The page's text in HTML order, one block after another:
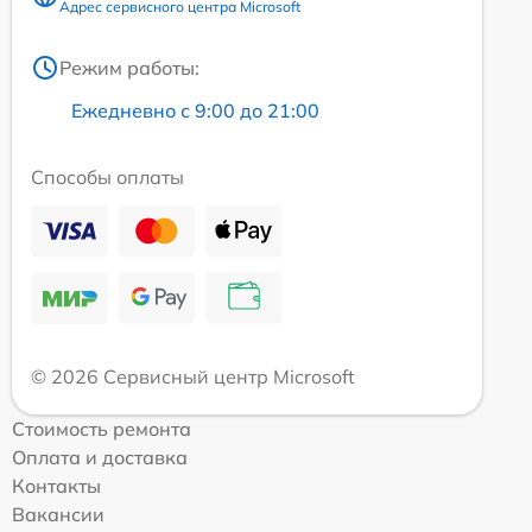
Адрес сервисного центра Microsoft
Режим работы:
Ежедневно с 9:00 до 21:00
Способы оплаты
© 2026 Сервисный центр Microsoft
Стоимость ремонта
Оплата и доставка
Контакты
Вакансии